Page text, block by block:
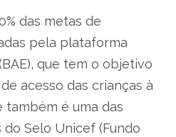
das metas de
pela plataforma
que tem o objetivo
acesso das crianças à
também é uma das
Selo Unicef (Fundo